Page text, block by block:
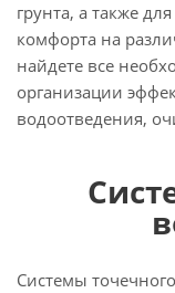
грунта, а также
комфорта на
найдете все
организации
водоотведения,
Системы